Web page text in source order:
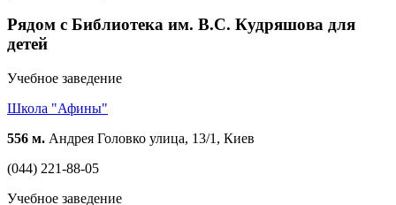
Рядом с Библиотека им. В.С. Кудряшова для
детей
Учебное заведение
Школа "Афины"
556 м. Андрея Головко улица, 13/1, Киев
(044) 221-88-05
Учебное заведение